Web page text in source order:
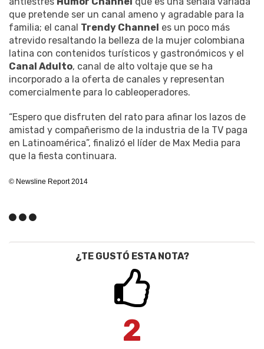
que pretende ser un canal ameno y agradable para la
familia; el canal Trendy Channel es un poco más
atrevido resaltando la belleza de la mujer colombiana
latina con contenidos turísticos y gastronómicos y el
Canal Adulto, canal de alto voltaje que se ha
incorporado a la oferta de canales y representan
comercialmente para lo cableoperadores.
“Espero que disfruten del rato para afinar los lazos de
amistad y compañerismo de la industria de la TV paga
en Latinoamérica”, finalizó el líder de Max Media para
que la fiesta continuara.
© Newsline Report 2014
¿TE GUSTÓ ESTA NOTA?
2